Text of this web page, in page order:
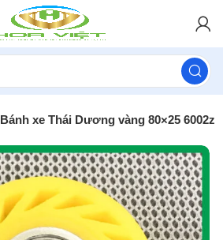
Bánh xe Thái Dương vàng 80×25 6002z